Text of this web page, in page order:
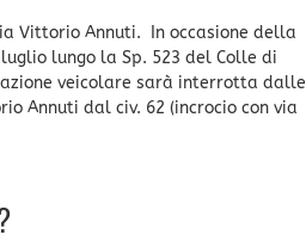
Vittorio Annuti. In occasione della
lungo la Sp. 523 del Colle di
veicolare sarà interrotta dalle
Annuti dal civ. 62 (incrocio con via